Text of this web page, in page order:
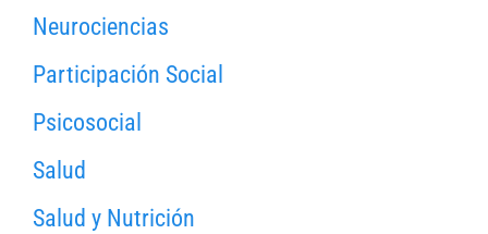
Neurociencias
Participación Social
Psicosocial
Salud
Salud y Nutrición